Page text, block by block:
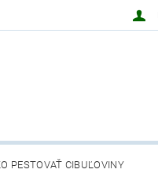
PESTOVAŤ CIBUĽOVINY